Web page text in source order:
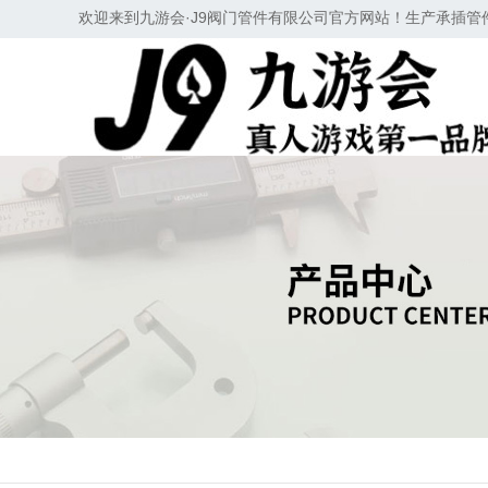
欢迎来到九游会·J9阀门管件有限公司官方网站！生产承插